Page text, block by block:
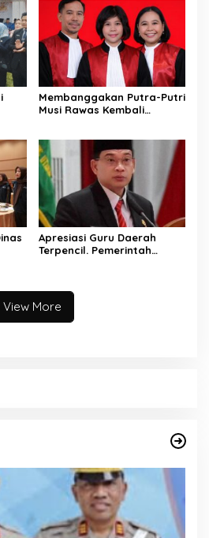
Sosialisasikan Bahaya
Disinformasi AI dan Hate
Speech di SMK Ikhlas
Jawilan
Membanggakan Putra-Putri
Musi Rawas Kembali
Perdata
Apresiasi Guru Daerah
Terpencil. Pemerintah
View More